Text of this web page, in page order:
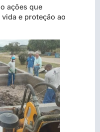
ações que
e proteção ao